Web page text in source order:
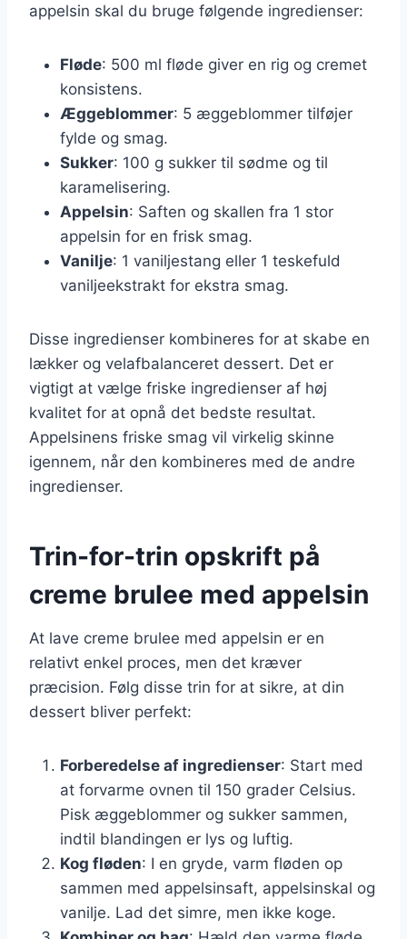
appelsin skal du bruge følgende ingredienser:
Fløde: 500 ml fløde giver en rig og cremet
konsistens.
Æggeblommer: 5 æggeblommer tilføjer
fylde og smag.
Sukker: 100 g sukker til sødme og til
karamelisering.
Appelsin: Saften og skallen fra 1 stor
appelsin for en frisk smag.
Vanilje: 1 vaniljestang eller 1 teskefuld
vaniljeekstrakt for ekstra smag.
Disse ingredienser kombineres for at skabe en
lækker og velafbalanceret dessert. Det er
vigtigt at vælge friske ingredienser af høj
kvalitet for at opnå det bedste resultat.
Appelsinens friske smag vil virkelig skinne
igennem, når den kombineres med de andre
ingredienser.
Trin-for-trin opskrift på
creme brulee med appelsin
At lave creme brulee med appelsin er en
relativt enkel proces, men det kræver
præcision. Følg disse trin for at sikre, at din
dessert bliver perfekt:
Forberedelse af ingredienser: Start med
at forvarme ovnen til 150 grader Celsius.
Pisk æggeblommer og sukker sammen,
indtil blandingen er lys og luftig.
Kog fløden: I en gryde, varm fløden op
sammen med appelsinsaft, appelsinskal og
vanilje. Lad det simre, men ikke koge.